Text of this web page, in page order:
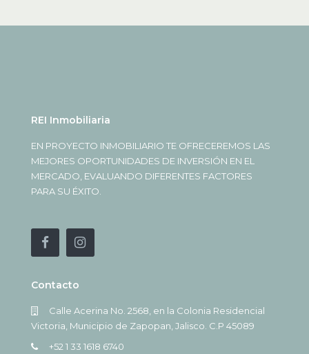
REI Inmobiliaria
EN PROYECTO INMOBILIARIO TE OFRECEREMOS LAS
MEJORES OPORTUNIDADES DE INVERSIÓN EN EL
MERCADO, EVALUANDO DIFERENTES FACTORES
PARA SU ÉXITO.
Contacto
Calle Acerina No. 2568, en la Colonia Residencial
Victoria, Municipio de Zapopan, Jalisco. C.P 45089
+52 1 33 1618 6740